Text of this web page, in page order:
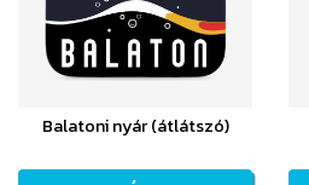
Balatoni nyár (átlátszó)